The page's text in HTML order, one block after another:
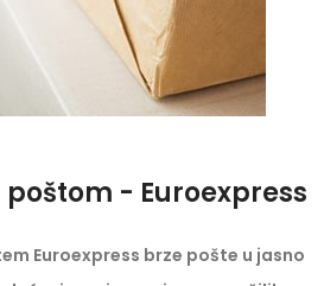
- Euroexpress
Euroexpress brze pošte u jasno